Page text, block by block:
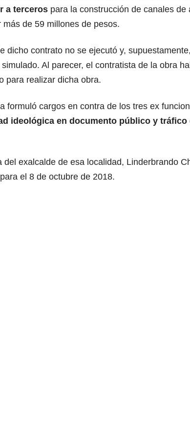
a terceros para la construcción de canales de
de 59 millones de pesos.
dicho contrato no se ejecutó y,
Al parecer, el contratista de la obra
para realizar dicha obra.
formuló cargos en contra de los tres ex
ideológica en documento público y tráfico
del exalcalde de esa localidad, Linderbrando
el 8 de octubre de 2018.